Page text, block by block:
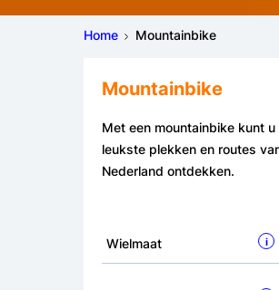
Home Mountainbike
Mountainbike
Met een mountainbike kunt u
leukste plekken en routes
Nederland ontdekken.
Wielmaat i